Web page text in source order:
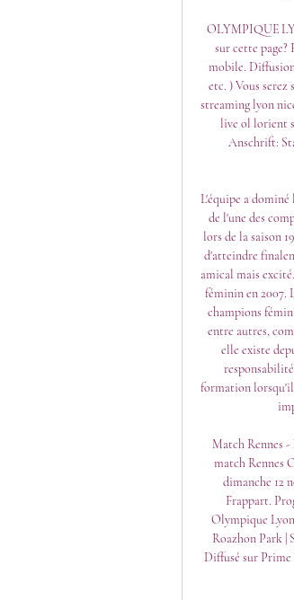
OLYMPIQUE
sur cette
mobile.
etc. ) Vous
streaming lyon
live ol lorient
Anschrift:
L'équipe a
de l'une des
lors de la saison
d'atteindre
amical mais
féminin en 2007.
champions
entre autres,
elle existe
formation
Match Rennes
match Rennes
dimanche 12
Frappart.
Olympique
Roazhon Park |
Diffusé sur Prime